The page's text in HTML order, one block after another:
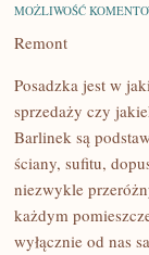
MOŻLIWOŚĆ
Remont
Posadzka jest w
sprzedaży czy
Barlinek są
ściany, sufitu,
niezwykle
każdym
wyłącznie od nas